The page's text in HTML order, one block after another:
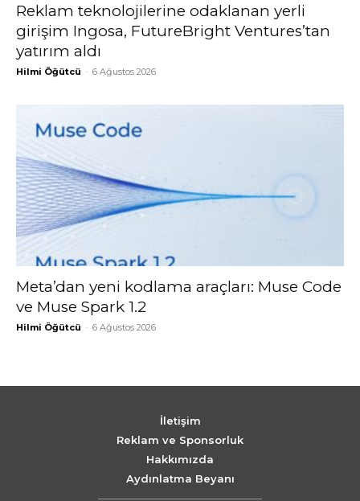
Reklam teknolojilerine odaklanan yerli
girişim Ingosa, FutureBright Ventures’tan
yatırım aldı
Hilmi Öğütcü - 6 Ağustos 2026
Meta’dan yeni kodlama araçları: Muse Code
ve Muse Spark 1.2
Hilmi Öğütcü - 6 Ağustos 2026
İletişim
Reklam ve Sponsorluk
Hakkımızda
Aydınlatma Beyanı